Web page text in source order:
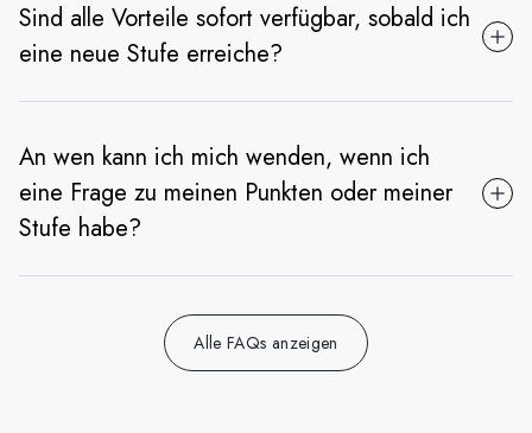
Sind alle Vorteile sofort verfügbar, sobald ich
eine neue Stufe erreiche?
An wen kann ich mich wenden, wenn ich
eine Frage zu meinen Punkten oder meiner
Stufe habe?
Alle FAQs anzeigen